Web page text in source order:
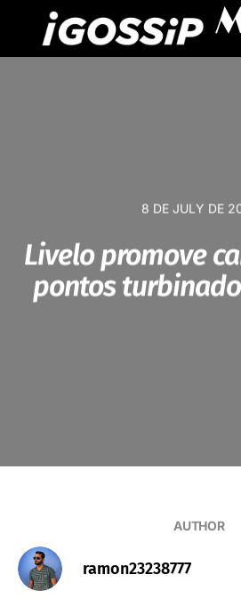
8 DE JULY DE
Livelo promove
pontos
AUTHOR
ramon23238777